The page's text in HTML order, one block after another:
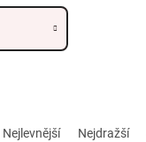
Nejlevnější Nejdražší